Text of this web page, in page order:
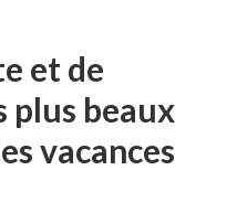
et de⁤
⁣beaux
⁤vacances